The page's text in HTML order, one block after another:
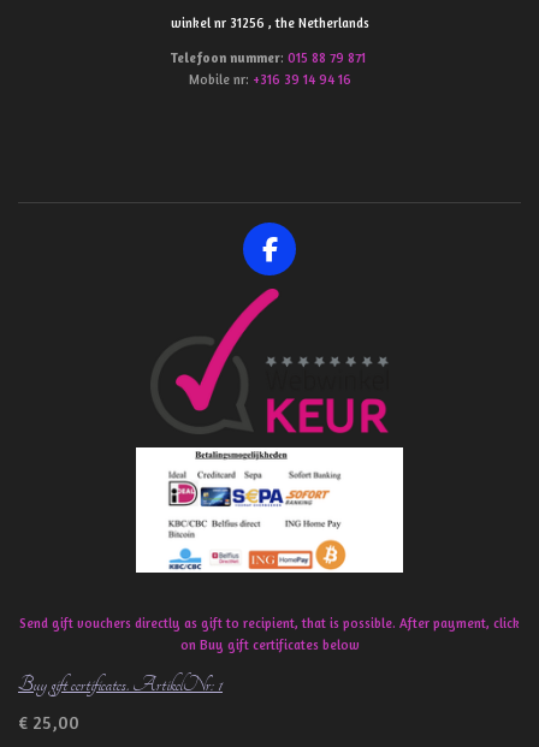
winkel nr 31256 , the Netherlands
Telefoon nummer: 015 88 79 871
Mobile nr: +316 39 14 94 16
F
a
c
b
o
k
Send gift vouchers directly as gift to recipient, that is possible. After payment, click
on Buy gift certificates below
Buy gift certificates. ArtikelNr: 1
€ 25,00